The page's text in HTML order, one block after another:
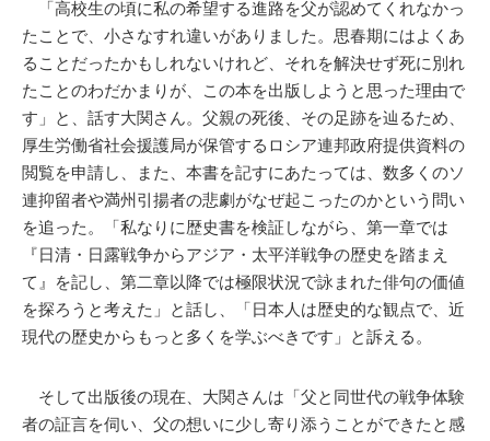
「高校生の頃に私の希望する進路を父が認めてくれなかっ
たことで、小さなすれ違いがありました。思春期にはよくあ
ることだったかもしれないけれど、それを解決せず死に別れ
たことのわだかまりが、この本を出版しようと思った理由で
す」と、話す大関さん。父親の死後、その足跡を辿るため、
厚生労働省社会援護局が保管するロシア連邦政府提供資料の
閲覧を申請し、また、本書を記すにあたっては、数多くのソ
連抑留者や満州引揚者の悲劇がなぜ起こったのかという問い
を追った。「私なりに歴史書を検証しながら、第一章では
『日清・日露戦争からアジア・太平洋戦争の歴史を踏まえ
て』を記し、第二章以降では極限状況で詠まれた俳句の価値
を探ろうと考えた」と話し、「日本人は歴史的な観点で、近
現代の歴史からもっと多くを学ぶべきです」と訴える。
そして出版後の現在、大関さんは「父と同世代の戦争体験
者の証言を伺い、父の想いに少し寄り添うことができたと感